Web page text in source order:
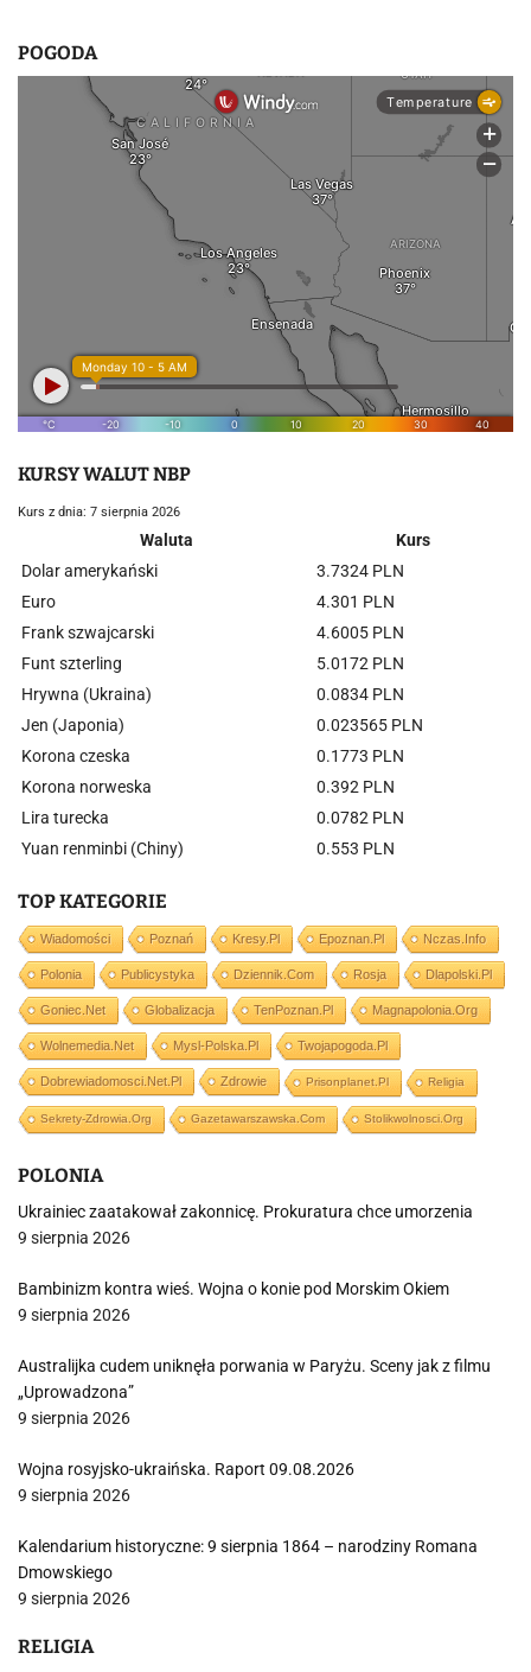
u
POGODA
KURSY WALUT NBP
Kurs z dnia: 7 sierpnia 2026
Waluta
Kurs
Dolar amerykański
3.7324 PLN
Euro
4.301 PLN
Frank szwajcarski
4.6005 PLN
Funt szterling
5.0172 PLN
Hrywna (Ukraina)
0.0834 PLN
Jen (Japonia)
0.023565 PLN
Korona czeska
0.1773 PLN
Korona norweska
0.392 PLN
Lira turecka
0.0782 PLN
Yuan renminbi (Chiny)
0.553 PLN
TOP KATEGORIE
Wiadomości Poznań Kresy.pl Epoznan.pl Nczas.info
Polonia Publicystyka Dziennik.com Rosja Dlapolski.pl
Goniec.net Globalizacja TenPoznan.pl Magnapolonia.org
Wolnemedia.net Mysl-Polska.pl Twojapogoda.pl
Dobrewiadomosci.net.pl Zdrowie Prisonplanet.pl Religia
Sekrety-Zdrowia.org Gazetawarszawska.com Stolikwolnosci.org
POLONIA
Ukrainiec zaatakował zakonnicę. Prokuratura chce umorzenia
9 sierpnia 2026
Bambinizm kontra wieś. Wojna o konie pod Morskim Okiem
9 sierpnia 2026
Australijka cudem uniknęła porwania w Paryżu. Sceny jak z filmu
„Uprowadzona”
9 sierpnia 2026
Wojna rosyjsko-ukraińska. Raport 09.08.2026
9 sierpnia 2026
Kalendarium historyczne: 9 sierpnia 1864 – narodziny Romana
Dmowskiego
9 sierpnia 2026
RELIGIA